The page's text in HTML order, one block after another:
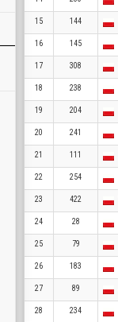
15 144
16 145
17 308
18 238
19 204
20 241
21 111
22 254
23 422
24 28
25 79
26 183
27 89
28 234